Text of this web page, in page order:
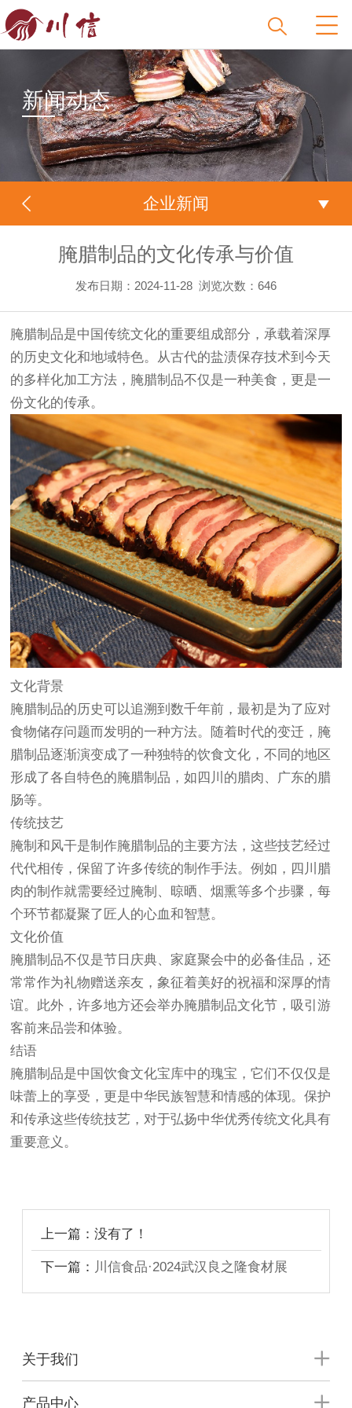
新闻动态
企业新闻
腌腊制品的文化传承与价值
发布日期：2024-11-28 浏览次数：646
腌腊制品是中国传统文化的重要组成部分，承载着深厚
的历史文化和地域特色。从古代的盐渍保存技术到今天
的多样化加工方法，腌腊制品不仅是一种美食，更是一
份文化的传承。
文化背景
腌腊制品的历史可以追溯到数千年前，最初是为了应对
食物储存问题而发明的一种方法。随着时代的变迁，腌
腊制品逐渐演变成了一种独特的饮食文化，不同的地区
形成了各自特色的腌腊制品，如四川的腊肉、广东的腊
肠等。
传统技艺
腌制和风干是制作腌腊制品的主要方法，这些技艺经过
代代相传，保留了许多传统的制作手法。例如，四川腊
肉的制作就需要经过腌制、晾晒、烟熏等多个步骤，每
个环节都凝聚了匠人的心血和智慧。
文化价值
腌腊制品不仅是节日庆典、家庭聚会中的必备佳品，还
常常作为礼物赠送亲友，象征着美好的祝福和深厚的情
谊。此外，许多地方还会举办腌腊制品文化节，吸引游
客前来品尝和体验。
结语
腌腊制品是中国饮食文化宝库中的瑰宝，它们不仅仅是
味蕾上的享受，更是中华民族智慧和情感的体现。保护
和传承这些传统技艺，对于弘扬中华优秀传统文化具有
重要意义。
上一篇：没有了！
下一篇： 川信食品·2024武汉良之隆食材展
关于我们
产品中心